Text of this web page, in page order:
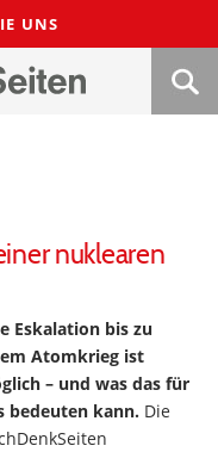
UNS
nuklearen
Eskalation bis zu
Atomkrieg ist
– und was das für
bedeuten kann. Die